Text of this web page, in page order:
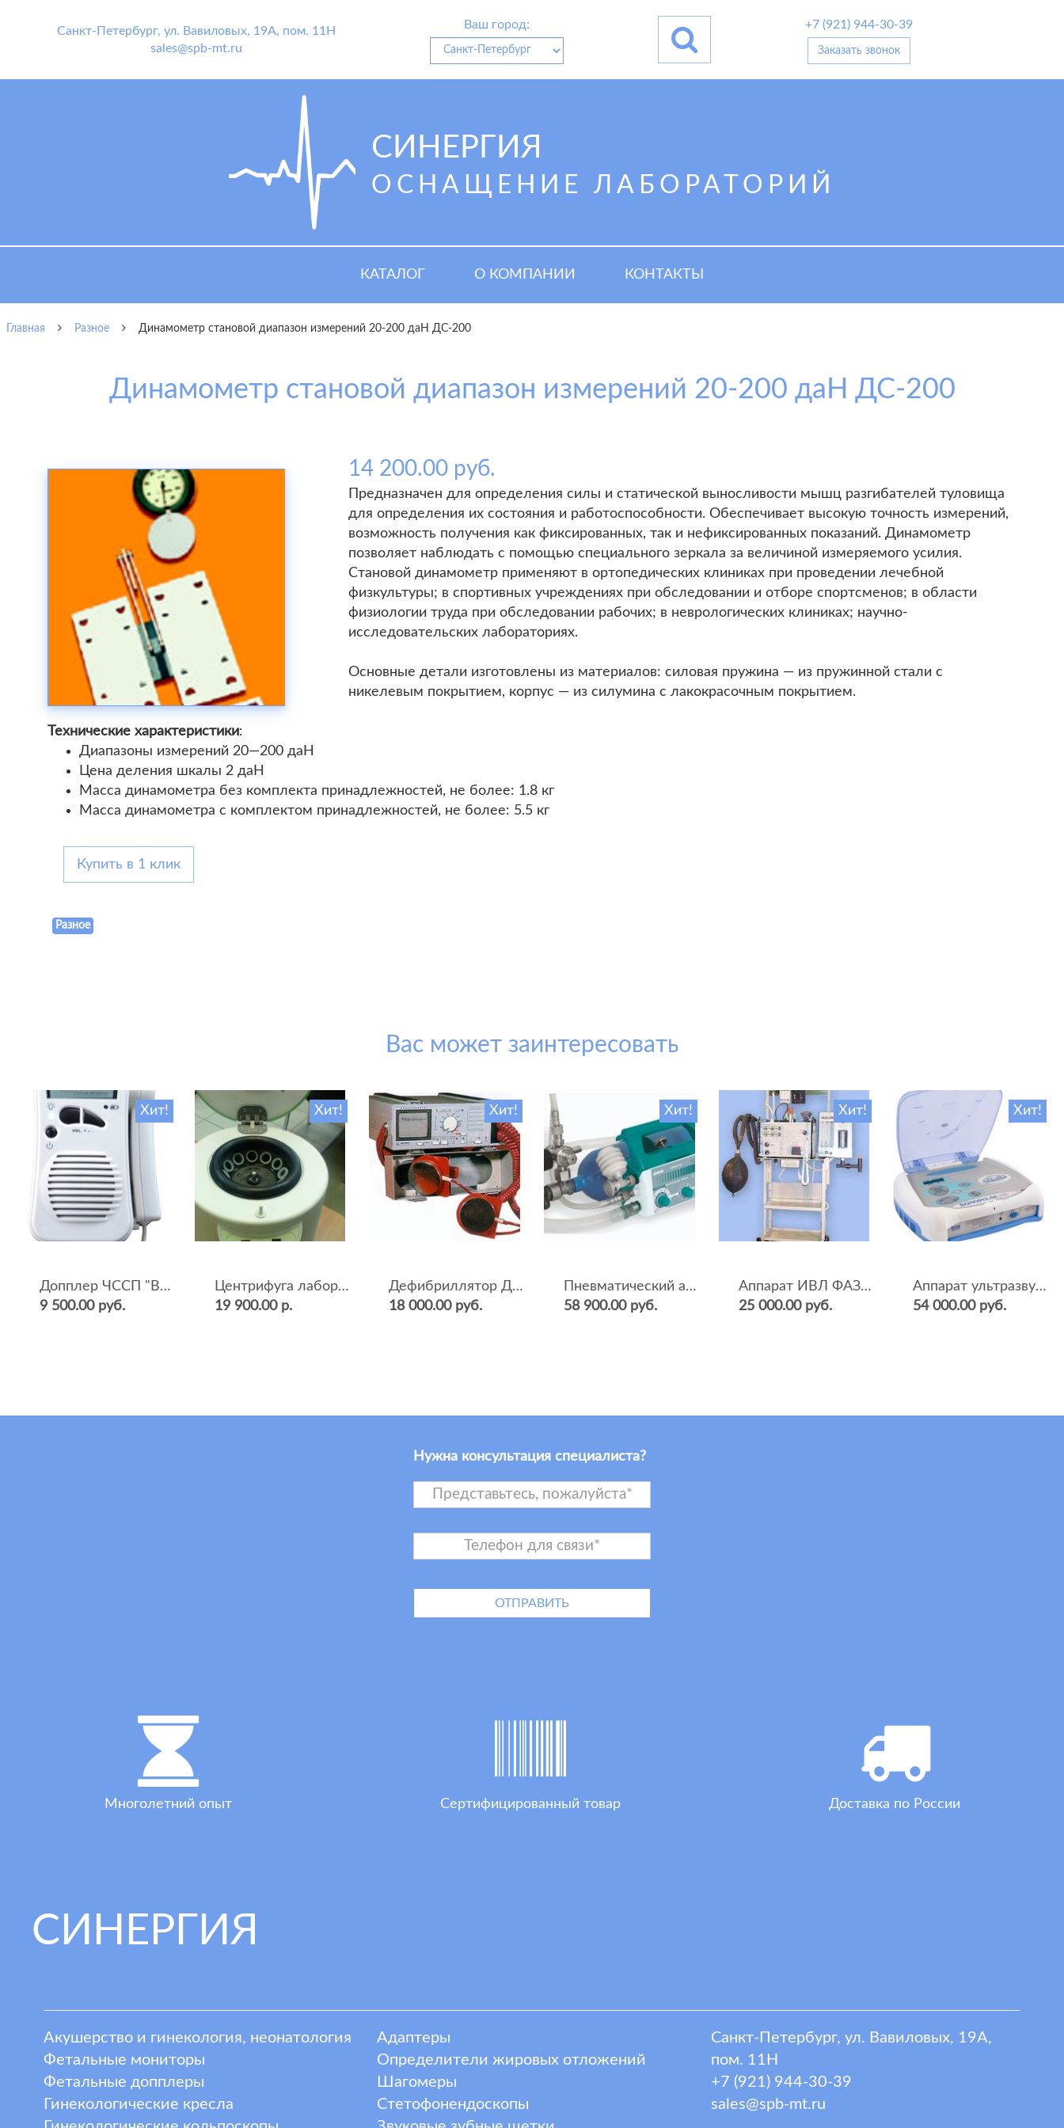
Санкт-Петербург, ул. Вавиловых, 19А, пом. 11Н
sales@spb-mt.ru
Ваш город: +7 (921) 944-30-39
Заказать звонок
СИНЕРГИЯ
ОСНАЩЕНИЕ ЛАБОРАТОРИЙ
КАТАЛОГ О КОМПАНИИ КОНТАКТЫ
Главная Разное Динамометр становой диапазон измерений 20-200 даН ДС-200
Динамометр становой диапазон измерений 20-200 даН ДС-200
14 200.00 руб.
Предназначен для определения силы и статической выносливости мышц разгибателей туловища
для определения их состояния и работоспособности. Обеспечивает высокую точность измерений,
возможность получения как фиксированных, так и нефиксированных показаний. Динамометр
позволяет наблюдать с помощью специального зеркала за величиной измеряемого усилия.
Становой динамометр применяют в ортопедических клиниках при проведении лечебной
физкультуры; в спортивных учреждениях при обследовании и отборе спортсменов; в области
физиологии труда при обследовании рабочих; в неврологических клиниках; научно-
исследовательских лабораториях.
Основные детали изготовлены из материалов: силовая пружина — из пружинной стали с
никелевым покрытием, корпус — из силумина с лакокрасочным покрытием.
Технические характеристики:
Диапазоны измерений 20—200 даН
Цена деления шкалы 2 даН
Масса динамометра без комплекта принадлежностей, не более: 1.8 кг
Масса динамометра с комплектом принадлежностей, не более: 5.5 кг
Купить в 1 клик
Разное
Вас может заинтересовать
Хит!
Допплер ЧССП "BF-500++" (фетальный, ультразвуковой)
9 500.00 руб.
Хит!
Центрифуга лабораторная СМ-12 (4000 об.мин, 12 пробирок)
19 900.00 р.
Хит!
Дефибриллятор ДКИ-Н-04
18 000.00 руб.
Хит!
Пневматический аппарат ИВЛ и оксигенотерапии портативный АИВЛп-2/20-«ТМТ»
58 900.00 руб.
Хит!
Аппарат ИВЛ ФАЗА-5НР
25 000.00 руб.
Хит!
Аппарат ультразвуковой терапии Sonopulse (мультичастотный 1 и 3 Мгц)
54 000.00 руб.
Нужна консультация специалиста?
Многолетний опыт Сертифицированный товар Доставка по России
СИНЕРГИЯ
Акушерство и гинекология, неонатология
Фетальные мониторы
Фетальные допплеры
Гинекологические кресла
Адаптеры
Определители жировых отложений
Шагомеры
Стетофонендоскопы
Санкт-Петербург, ул. Вавиловых, 19А,
пом. 11Н
+7 (921) 944-30-39
sales@spb-mt.ru